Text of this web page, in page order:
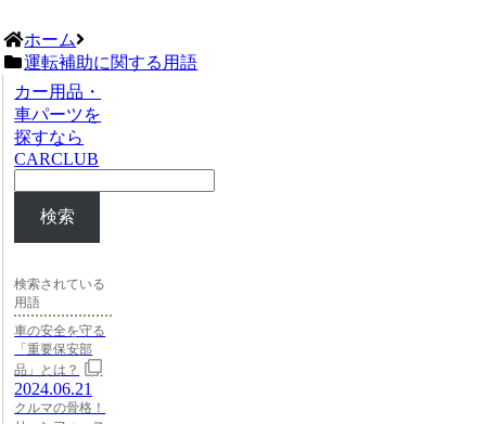
ホーム
運転補助に関する用語
カー用品・
車パーツを
探すなら
CARCLUB
検索
検索されている
用語
車の安全を守る
「重要保安部
品」とは？
2024.06.21
クルマの骨格！